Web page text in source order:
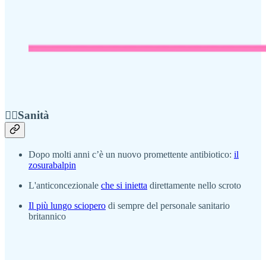
👨‍⚕️Sanità
Dopo molti anni c’è un nuovo promettente antibiotico: il
zosurabalpin
L'anticoncezionale che si inietta direttamente nello scroto
Il più lungo sciopero di sempre del personale sanitario
britannico